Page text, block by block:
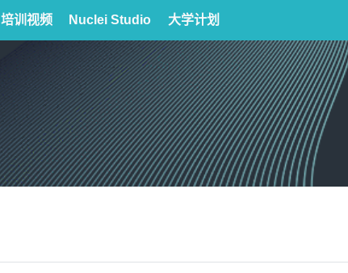
培训视频 Nuclei Studio 大学计划